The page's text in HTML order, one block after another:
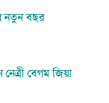
নতুন বছর
বেগম জিয়া